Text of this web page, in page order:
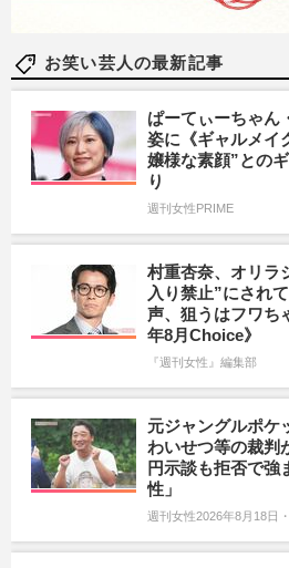
お笑い芸人の最新記事
ぱーてぃーちゃん
姿に《ギャルメ
嬢様な素顔”との
り
週刊女性PRIME
村重杏奈、オリラ
入り禁止”にされ
声、狙うはフワち
年8月Choice》
『週刊女性』編集部
元ジャングルポケ
わいせつ等の裁判
円示談も拒否で強
性」
週刊女性2026年8月18日